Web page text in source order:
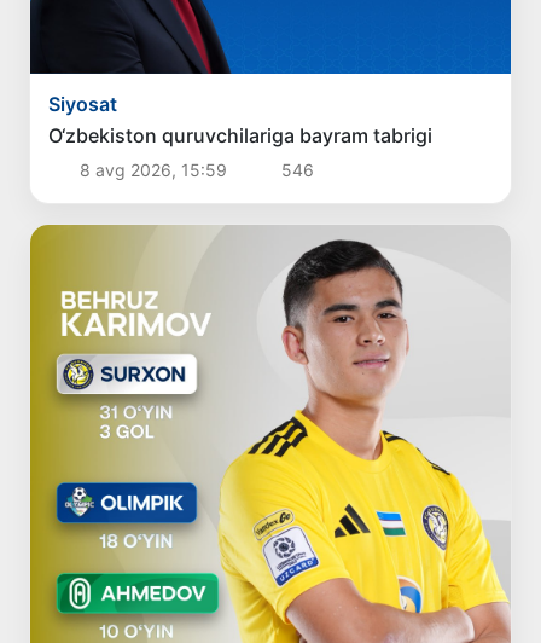
Siyosat
O‘zbekiston quruvchilariga bayram tabrigi
8 avg 2026, 15:59 546